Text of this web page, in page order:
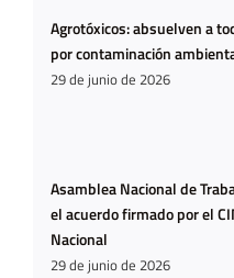
Agrotóxicos: absuelven a
por contaminación
29 de junio de 2026
Asamblea Nacional de
el acuerdo firmado por el
Nacional
29 de junio de 2026